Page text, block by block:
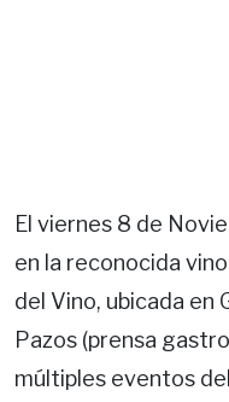
El viernes 8 de
en la reconocida
del Vino, ubicada en
Pazos (prensa
múltiples eventos